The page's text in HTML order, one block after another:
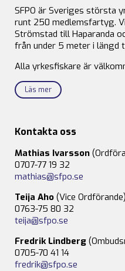
SFPO är Sveriges största
runt 250 medlemsfartyg.
Strömstad till Haparanda
från under 5 meter i längd
Alla yrkesfiskare är
Läs mer
Kontakta oss
Mathias Ivarsson
0707-77 19 32
mathias@sfpo.se
Teija Aho (Vice Ordförande)
0763-75 80 32
teija@sfpo.se
Fredrik Lindberg
0705-70 41 14
fredrik@sfpo.se